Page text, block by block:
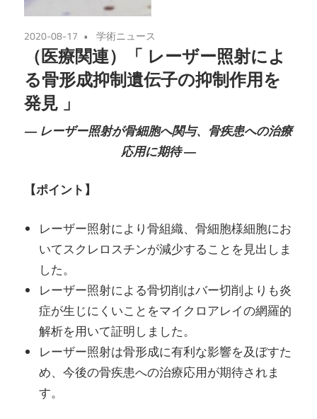
2020-08-17 学術ニュース
（医療関連）「 レーザー照射によ
る骨形成抑制遺伝子の抑制作用を
発見 」
― レーザー照射が骨細胞へ関与、骨疾患への治療
応用に期待 ―
【ポイント】
レーザー照射により骨組織、骨細胞様細胞にお
いてスクレロスチンが減少することを見出しま
した。
レーザー照射による骨切削はバー切削よりも炎
症が生じにくいことをマイクロアレイの網羅的
解析を用いて証明しました。
レーザー照射は骨形成に有利な影響を及ぼすた
め、今後の骨疾患への治療応用が期待されま
す。